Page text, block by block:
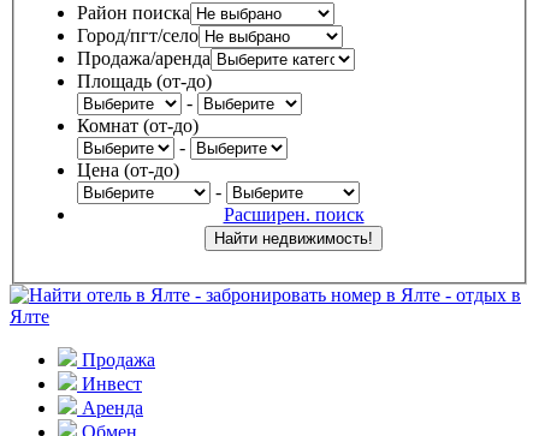
Район поиска
Город/пгт/село
Продажа/аренда
Площадь (от-до)
-
Комнат (от-до)
-
Цена (от-до)
-
Расширен. поиск
Продажа
Инвест
Аренда
Обмен